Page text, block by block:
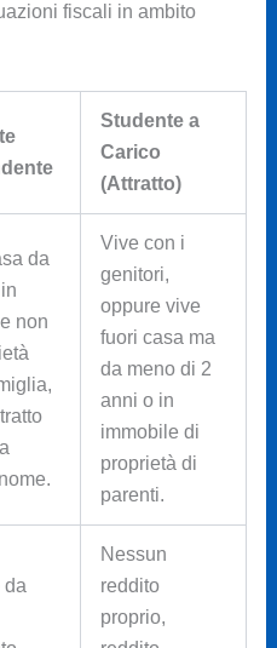
fiscali in ambito
Studente a
Carico
(Attratto)
da
non
Vive con i
genitori,
oppure vive
fuori casa ma
da meno di 2
anni o in
immobile di
proprietà di
parenti.
da
Nessun
reddito
proprio,